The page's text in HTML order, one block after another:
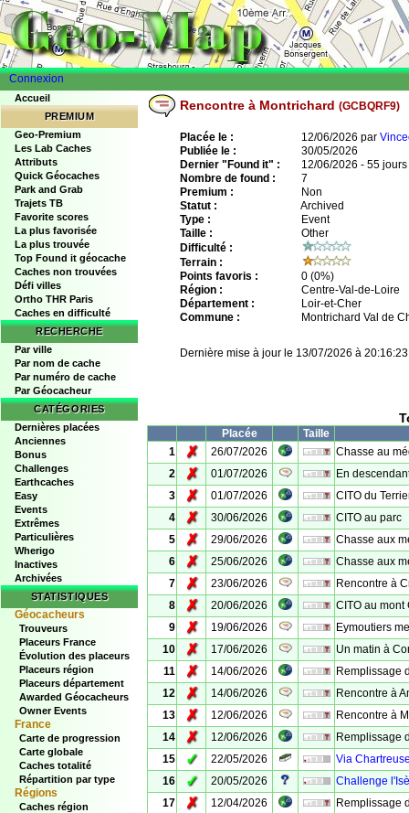
Connexion
Accueil
PREMIUM
Geo-Premium
Les Lab Caches
Attributs
Quick Géocaches
Park and Grab
Trajets TB
Favorite scores
La plus favorisée
La plus trouvée
Top Found it géocache
Caches non trouvées
Défi villes
Ortho THR Paris
Caches en difficulté
RECHERCHE
Par ville
Par nom de cache
Par numéro de cache
Par Géocacheur
CATÉGORIES
Dernières placées
Anciennes
Bonus
Challenges
Earthcaches
Easy
Events
Extrêmes
Particulières
Wherigo
Inactives
Archivées
STATISTIQUES
Géocacheurs
Trouveurs
Placeurs France
Évolution des placeurs
Placeurs région
Placeurs département
Awarded Géocacheurs
Owner Events
France
Carte de progression
Carte globale
Caches totalité
Répartition par type
Régions
Caches région
Rencontre à Montrichard (GCBQRF9)
Placée le : 12/06/2026 par
Publiée le :
30/05/2026
Dernier "Found it" :
12/06/2026 - 55 jours
Nombre de found :
7
Premium :
Non
Statut :
Archived
Type :
Event
Taille :
Other
Difficulté :
Terrain :
Points favoris :
0 (0%)
Région :
Centre-Val-de-Loire
Département :
Loir-et-Cher
Commune :
Montrichard Val de
Dernière mise à jour le 13/07/2026 à 20:16:23
Placée
Taille
1
✗ 26/07/2026
Chasse au
2
✗ 01/07/2026
En
3
✗ 01/07/2026
CITO du
4
✗ 30/06/2026
CITO au parc
5
✗ 29/06/2026
Chasse aux
6
✗ 25/06/2026
Chasse aux
7
✗ 23/06/2026
Rencontre à
8
✗ 20/06/2026
CITO au mont
9
✗ 19/06/2026
Eymoutiers
10
✗ 17/06/2026
Un matin à
11
✗ 14/06/2026
Remplissage
12
✗ 14/06/2026
Rencontre à
13
✗ 12/06/2026
Rencontre à
14
✗ 12/06/2026
Remplissage
15
✓ 22/05/2026
Via
16
✓ 20/05/2026
Challenge
17
✗ 12/04/2026
Remplissage